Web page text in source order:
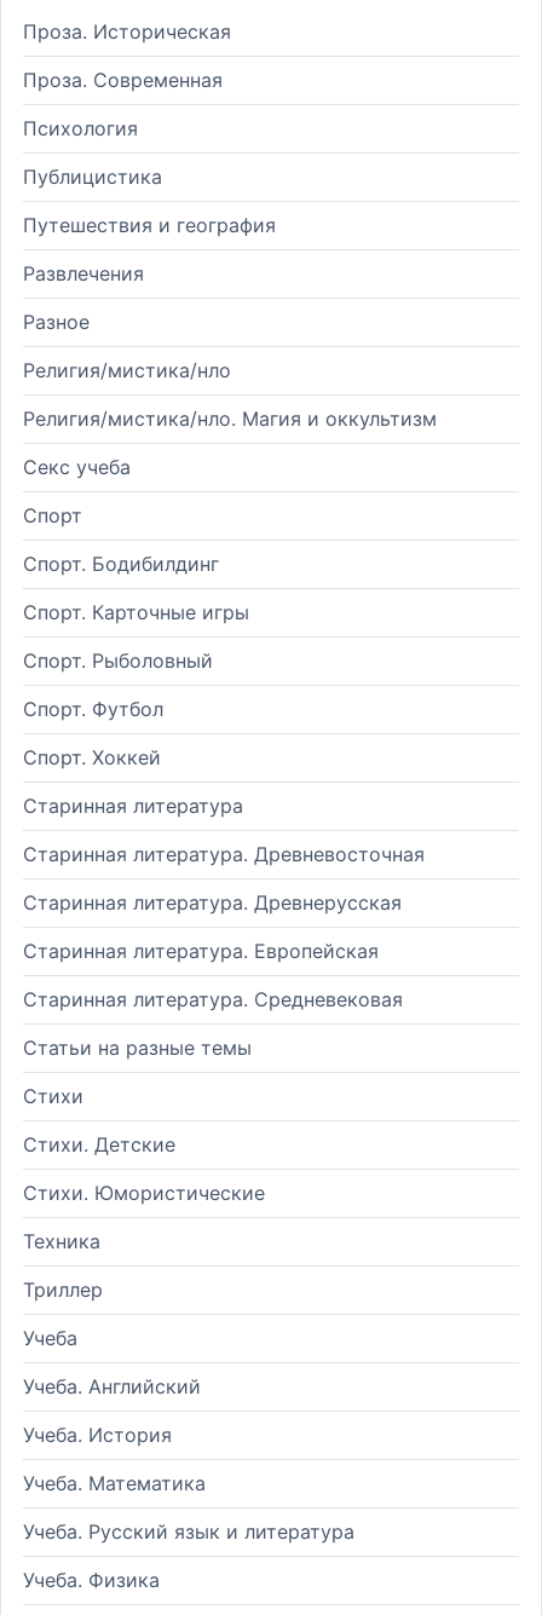
Проза. Историческая
Проза. Современная
Психология
Публицистика
Путешествия и география
Развлечения
Разное
Религия/мистика/нло
Религия/мистика/нло. Магия и оккультизм
Секс учеба
Спорт
Спорт. Бодибилдинг
Спорт. Карточные игры
Спорт. Рыболовный
Спорт. Футбол
Спорт. Хоккей
Старинная литература
Старинная литература. Древневосточная
Старинная литература. Древнерусская
Старинная литература. Европейская
Старинная литература. Средневековая
Статьи на разные темы
Стихи
Стихи. Детские
Стихи. Юмористические
Техника
Триллер
Учеба
Учеба. Английский
Учеба. История
Учеба. Математика
Учеба. Русский язык и литература
Учеба. Физика